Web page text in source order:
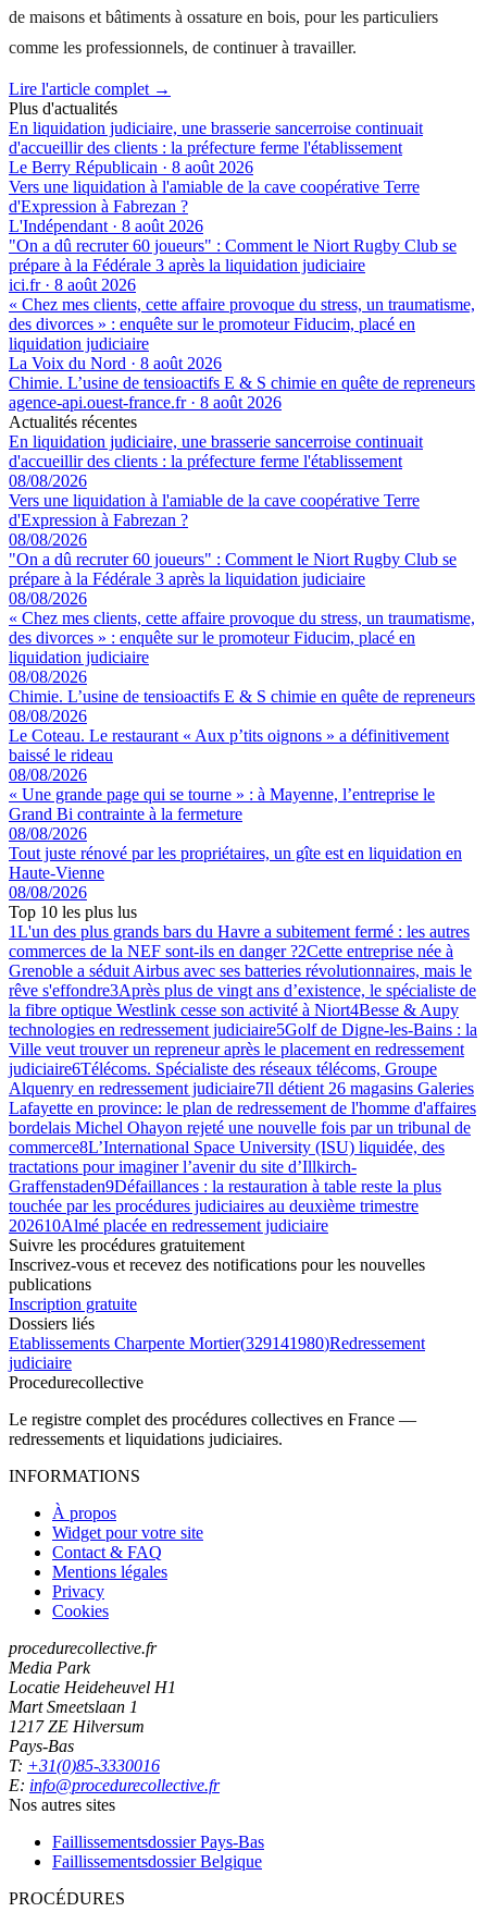
de maisons et bâtiments à ossature en bois, pour les particuliers
comme les professionnels, de continuer à travailler.
Lire l'article complet →
Plus d'actualités
En liquidation judiciaire, une brasserie sancerroise continuait
d'accueillir des clients : la préfecture ferme l'établissement
Le Berry Républicain · 8 août 2026
Vers une liquidation à l'amiable de la cave coopérative Terre
d'Expression à Fabrezan ?
L'Indépendant · 8 août 2026
"On a dû recruter 60 joueurs" : Comment le Niort Rugby Club se
prépare à la Fédérale 3 après la liquidation judiciaire
ici.fr· 8 août 2026
« Chez mes clients, cette affaire provoque du stress, un traumatisme,
des divorces » : enquête sur le promoteur Fiducim, placé en
liquidation judiciaire
La Voix du Nord · 8 août 2026
Chimie. L’usine de tensioactifs E & S chimie en quête de repreneurs
agence-api.ouest-france.fr· 8 août 2026
Actualités récentes
En liquidation judiciaire, une brasserie sancerroise continuait
d'accueillir des clients : la préfecture ferme l'établissement
08/08/2026
Vers une liquidation à l'amiable de la cave coopérative Terre
d'Expression à Fabrezan ?
08/08/2026
"On a dû recruter 60 joueurs" : Comment le Niort Rugby Club se
prépare à la Fédérale 3 après la liquidation judiciaire
08/08/2026
« Chez mes clients, cette affaire provoque du stress, un traumatisme,
des divorces » : enquête sur le promoteur Fiducim, placé en
liquidation judiciaire
08/08/2026
Chimie. L’usine de tensioactifs E & S chimie en quête de repreneurs
08/08/2026
Le Coteau. Le restaurant « Aux p’tits oignons » a définitivement
baissé le rideau
08/08/2026
« Une grande page qui se tourne » : à Mayenne, l’entreprise le
Grand Bi contrainte à la fermeture
08/08/2026
Tout juste rénové par les propriétaires, un gîte est en liquidation en
Haute-Vienne
08/08/2026
Top 10 les plus lus
1L'un des plus grands bars du Havre a subitement fermé : les autres
commerces de la NEF sont-ils en danger ?2Cette entreprise née à
Grenoble a séduit Airbus avec ses batteries révolutionnaires, mais le
rêve s'effondre3Après plus de vingt ans d’existence, le spécialiste de
la fibre optique Westlink cesse son activité à Niort4Besse & Aupy
technologies en redressement judiciaire5Golf de Digne-les-Bains : la
Ville veut trouver un repreneur après le placement en redressement
judiciaire6Télécoms. Spécialiste des réseaux télécoms, Groupe
Alquenry en redressement judiciaire7Il détient 26 magasins Galeries
Lafayette en province: le plan de redressement de l'homme d'affaires
bordelais Michel Ohayon rejeté une nouvelle fois par un tribunal de
commerce8L’International Space University (ISU) liquidée, des
tractations pour imaginer l’avenir du site d’Illkirch-
Graffenstaden9Défaillances : la restauration à table reste la plus
touchée par les procédures judiciaires au deuxième trimestre
202610Almé placée en redressement judiciaire
Suivre les procédures gratuitement
Inscrivez-vous et recevez des notifications pour les nouvelles
publications
Inscription gratuite
Dossiers liés
Etablissements Charpente Mortier(329141980)Redressement
judiciaire
Procedurecollective
Le registre complet des procédures collectives en France —
redressements et liquidations judiciaires.
INFORMATIONS
À propos
Widget pour votre site
Contact & FAQ
Mentions légales
Privacy
Cookies
procedurecollective.fr
Media Park
Locatie Heideheuvel H1
Mart Smeetslaan 1
1217 ZE Hilversum
Pays-Bas
T: +31(0)85-3330016
E: info@procedurecollective.fr
Nos autres sites
Faillissementsdossier Pays-Bas
Faillissementsdossier Belgique
PROCÉDURES